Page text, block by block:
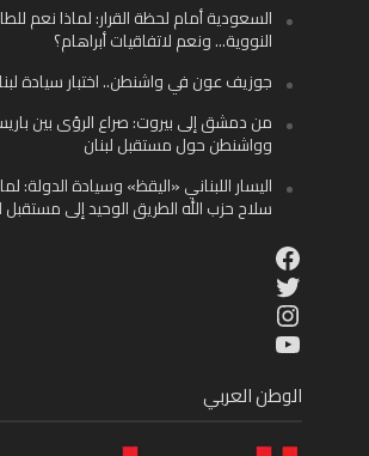
السعودية أمام لحظة القرار: لماذا نعم
النووية… ونعم لاتفاقيات أبراهام؟
جوزيف عون في واشنطن.. اختبار سيادة
من دمشق إلى بيروت: صراع الرؤى بين
وواشنطن حول مستقبل لبنان
اليسار اللبناني «اليقظ» وسيادة الدولة:
سلاح حزب الله الطريق الوحيد إلى مستقبل
Facebook
Twitter
Instagram
YouTube
الوطن العربي